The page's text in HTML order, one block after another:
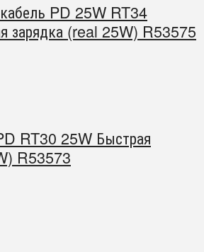
PD 25W RT34
зарядка (real 25W) R53575
RT30 25W Быстрая
R53573